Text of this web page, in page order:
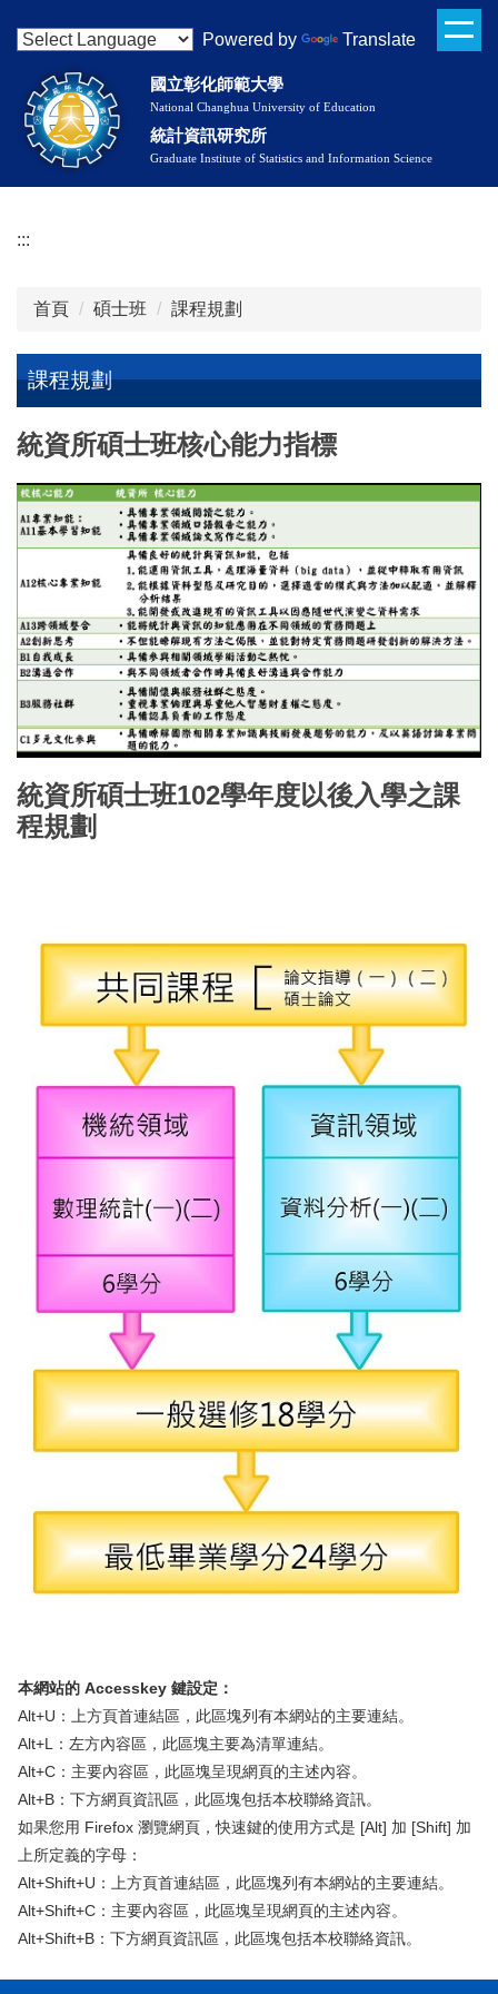
到
內
Powered by Translate
國立彰化師範大學
National Changhua University of Education
統計資訊研究所
Graduate Institute of Statistics and Information Science
:::
首頁 碩士班 課程規劃
課程規劃
課程規劃
統資所碩士班核心能力指標
統資所碩士班102學年度以後入學之課
程規劃
本網站的 Accesskey 鍵設定：
Alt+U：上方頁首連結區，此區塊列有本網站的主要連結。
Alt+L：左方內容區，此區塊主要為清單連結。
Alt+C：主要內容區，此區塊呈現網頁的主述內容。
Alt+B：下方網頁資訊區，此區塊包括本校聯絡資訊。
如果您用 Firefox 瀏覽網頁，快速鍵的使用方式是 [Alt] 加 [Shift] 加
上所定義的字母：
Alt+Shift+U：上方頁首連結區，此區塊列有本網站的主要連結。
Alt+Shift+C：主要內容區，此區塊呈現網頁的主述內容。
Alt+Shift+B：下方網頁資訊區，此區塊包括本校聯絡資訊。